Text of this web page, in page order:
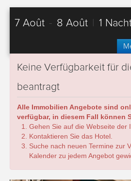
7 Août - 8 Août 1
Keine Verfügbarkeit für
beantragt
Alle Immobilien Angebote sind
verfügbar, in diesem Fall können
Gehen Sie auf die Webseite der
Kontaktieren Sie das Hotel.
Suche nach neuen Termine zur
Kalender zu jedem Angebot